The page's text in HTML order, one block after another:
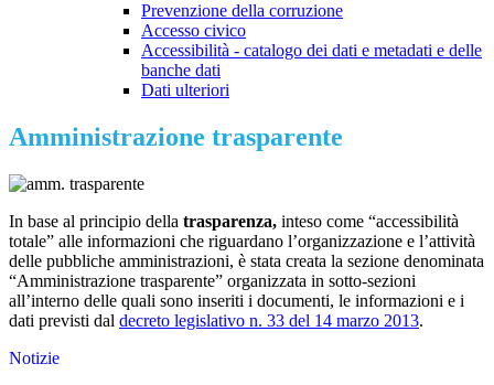
Prevenzione della corruzione
Accesso civico
Accessibilità - catalogo dei dati e metadati e delle
banche dati
Dati ulteriori
Amministrazione trasparente
In base al principio della trasparenza, inteso come “accessibilità
totale” alle informazioni che riguardano l’organizzazione e l’attività
delle pubbliche amministrazioni, è stata creata la sezione denominata
“Amministrazione trasparente” organizzata in sotto-sezioni
all’interno delle quali sono inseriti i documenti, le informazioni e i
dati previsti dal decreto legislativo n. 33 del 14 marzo 2013.
Notizie